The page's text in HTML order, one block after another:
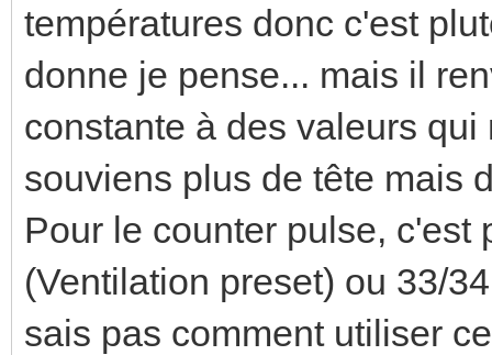
températures donc c'est
donne je pense... mais il
constante à des valeurs
souviens plus de tête mais
Pour le counter pulse, c'est
(Ventilation preset) ou 33/
sais pas comment utiliser